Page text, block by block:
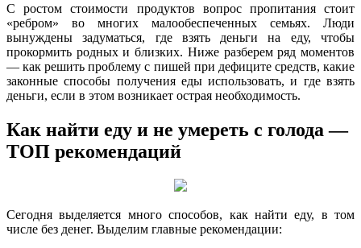
С ростом стоимости продуктов вопрос пропитания стоит
«ребром» во многих малообеспеченных семьях. Люди
вынуждены задуматься, где взять деньги на еду, чтобы
прокормить родных и близких. Ниже разберем ряд моментов
— как решить проблему с пишей при дефиците средств, какие
законные способы получения еды использовать, и где взять
деньги, если в этом возникает острая необходимость.
Как найти еду и не умереть с голода —
ТОП рекомендаций
Сегодня выделяется много способов, как найти еду, в том
числе без денег. Выделим главные рекомендации: